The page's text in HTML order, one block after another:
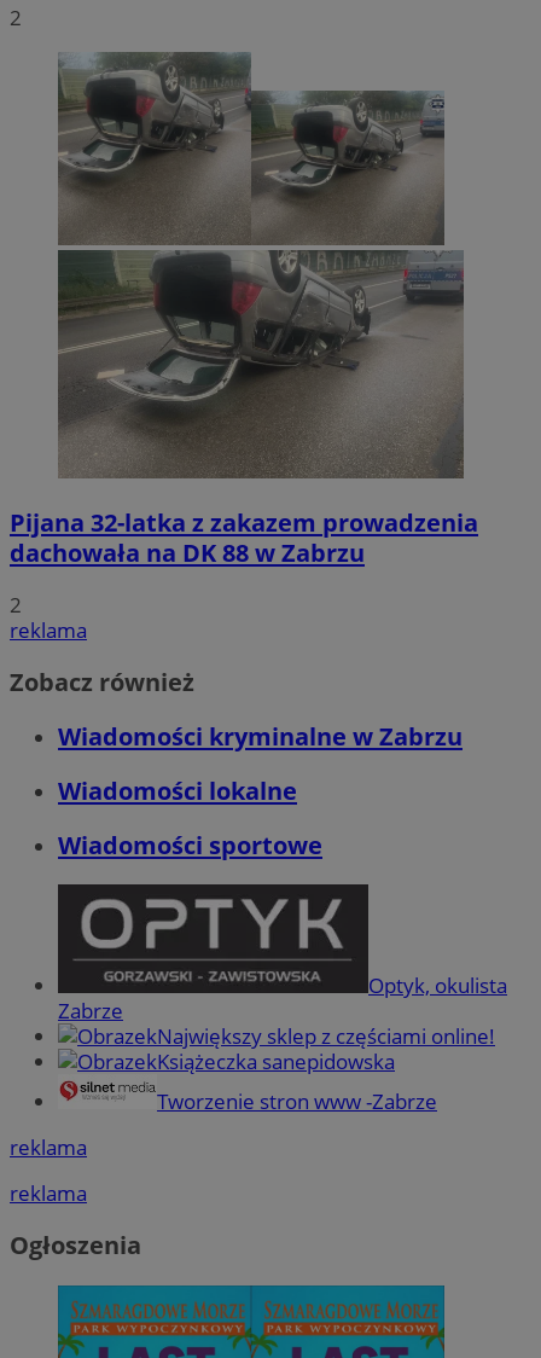
2
Pijana 32-latka z zakazem prowadzenia
dachowała na DK 88 w Zabrzu
2
reklama
Zobacz również
Wiadomości kryminalne w Zabrzu
Wiadomości lokalne
Wiadomości sportowe
Optyk, okulista
Zabrze
Największy sklep z częściami online!
Książeczka sanepidowska
Tworzenie stron www -Zabrze
reklama
reklama
Ogłoszenia